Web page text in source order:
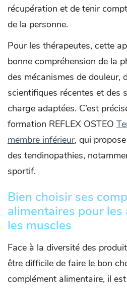
récupération et de tenir
de la personne.
Pour les thérapeutes, cette
bonne compréhension de la
des mécanismes de douleur,
scientifiques récentes et des
charge adaptées. C’est
formation REFLEX OSTEO
membre inférieur, qui
des tendinopathies,
sportif.
Bien choisir ses
alimentaires pour
les muscles
Face à la diversité des
être difficile de faire le bon
complément alimentaire, il